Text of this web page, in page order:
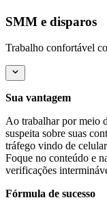
SMM e disparos
Trabalho confortável
Sua vantagem
Ao trabalhar por meio
suspeita sobre suas
tráfego vindo de
Foque no conteúdo e
verificações
Fórmula de sucesso